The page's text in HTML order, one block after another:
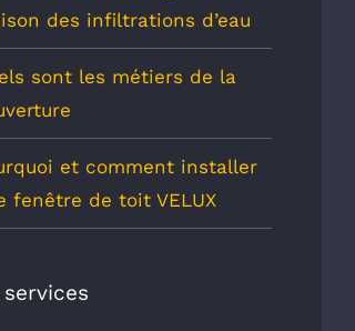
des infiltrations d’eau
sont les métiers de la
et comment installer
fenêtre de toit VELUX
services